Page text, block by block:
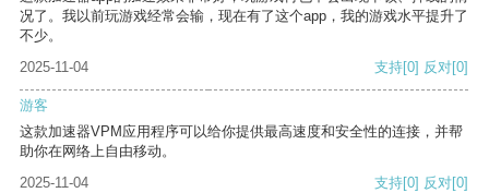
况了。我以前玩游戏经常会输，现在有了这个app，我的游戏水平提升了
不少。
2025-11-04
支持[0] 反对[0]
游客
这款加速器VPM应用程序可以给你提供最高速度和安全性的连接，并帮
助你在网络上自由移动。
2025-11-04
支持[0] 反对[0]